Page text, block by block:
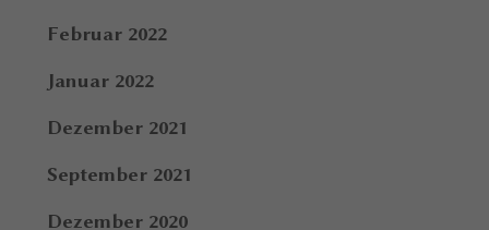
Februar 2022
Januar 2022
Dezember 2021
September 2021
Dezember 2020